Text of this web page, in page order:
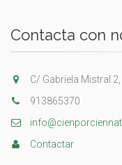
Contacta con
C/ Gabriela Mistral
913865370
Contactar